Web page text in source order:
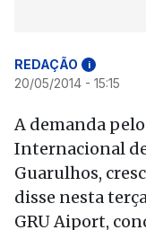
REDAÇÃO i
20/05/2014 - 15:15
A demanda
Internacional de
Guarulhos,
disse nesta
GRU Aiport,